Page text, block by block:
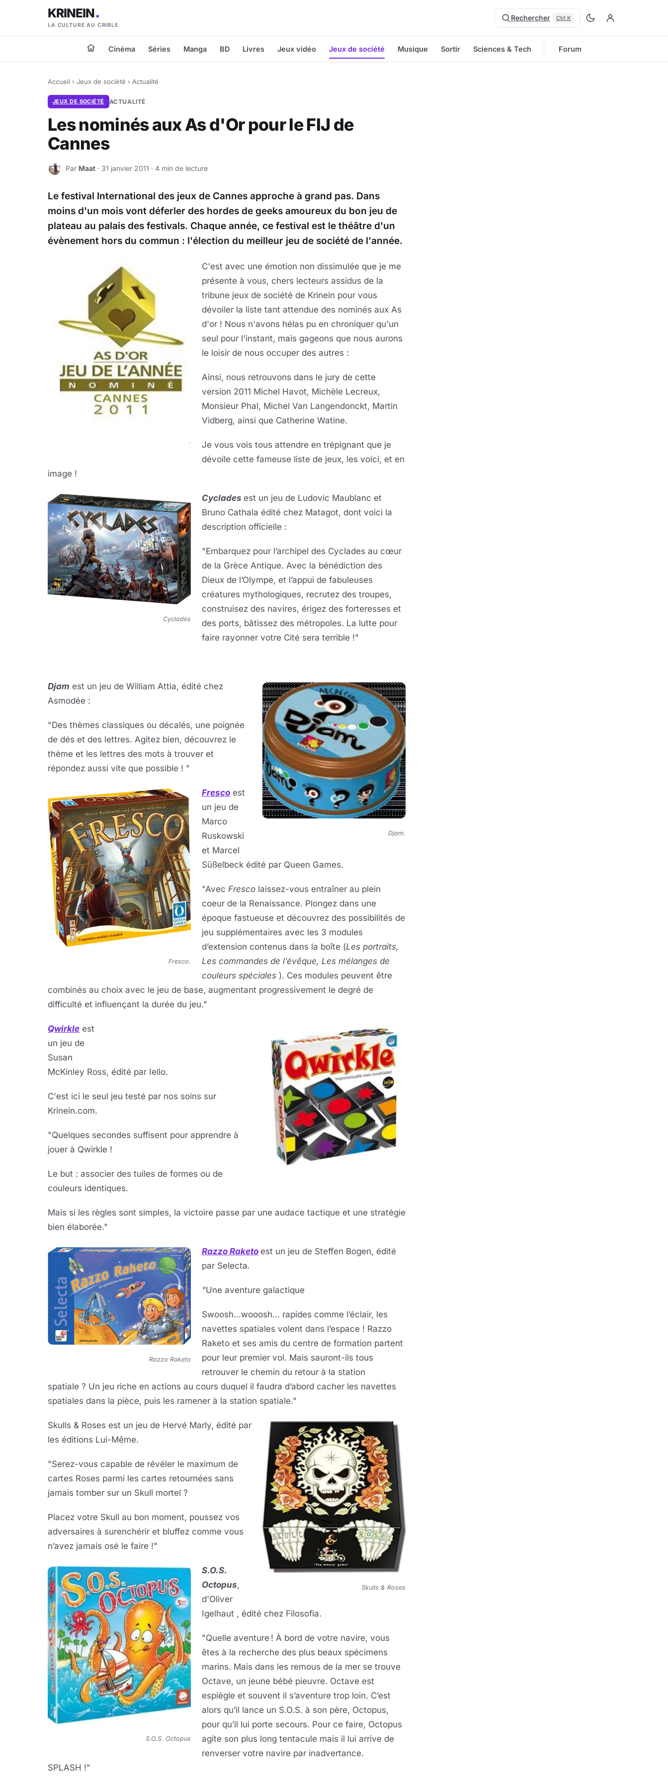
KRINEIN
LA CULTURE AU CRIBLE
Rechercher Ctrl K
Cinéma Séries Manga BD Livres Jeux vidéo Jeux de société Musique Sortir Sciences & Tech Forum
Accueil › Jeux de société › Actualité
JEUX DE SOCIÉTÉ ACTUALITÉ
Les nominés aux As d'Or pour le FIJ de
Cannes
M Par Maat · 31 janvier 2011 · 4 min de lecture
Le festival International des jeux de Cannes approche à grand pas. Dans
moins d'un mois vont déferler des hordes de geeks amoureux du bon jeu de
plateau au palais des festivals. Chaque année, ce festival est le théâtre d'un
évènement hors du commun : l'élection du meilleur jeu de société de l'année.
.
C'est avec une émotion non dissimulée que je me
présente à vous, chers lecteurs assidus de la
tribune jeux de société de Krinein pour vous
dévoiler la liste tant attendue des nominés aux As
d'or ! Nous n'avons hélas pu en chroniquer qu'un
seul pour l'instant, mais gageons que nous aurons
le loisir de nous occuper des autres :
Ainsi, nous retrouvons dans le jury de cette
version 2011 Michel Havot, Michèle Lecreux,
Monsieur Phal, Michel Van Langendonckt, Martin
Vidberg, ainsi que Catherine Watine.
Je vous vois tous attendre en trépignant que je
dévoile cette fameuse liste de jeux, les voici, et en
image !
Cyclades
Cyclades est un jeu de Ludovic Maublanc et
Bruno Cathala édité chez Matagot, dont voici la
description officielle :
"Embarquez pour l’archipel des Cyclades au cœur
de la Grèce Antique. Avec la bénédiction des
Dieux de l’Olympe, et l’appui de fabuleuses
créatures mythologiques, recrutez des troupes,
construisez des navires, érigez des forteresses et
des ports, bâtissez des métropoles. La lutte pour
faire rayonner votre Cité sera terrible !"
Djam.
Djam est un jeu de William Attia, édité chez
Asmodée :
"Des thèmes classiques ou décalés, une poignée
de dés et des lettres. Agitez bien, découvrez le
thème et les lettres des mots à trouver et
répondez aussi vite que possible ! "
Fresco.
Fresco est
un jeu de
Marco
Ruskowski
et Marcel
Süßelbeck édité par Queen Games.
"Avec Fresco laissez-vous entraîner au plein
coeur de la Renaissance. Plongez dans une
époque fastueuse et découvrez des possibilités de
jeu supplémentaires avec les 3 modules
d’extension contenus dans la boîte (Les portraits,
Les commandes de l’évêque, Les mélanges de
couleurs spéciales ). Ces modules peuvent être
combinés au choix avec le jeu de base, augmentant progressivement le degré de
difficulté et influençant la durée du jeu."
Qwirkle est
un jeu de
Susan
McKinley Ross, édité par Iello.
C'est ici le seul jeu testé par nos soins sur
Krinein.com.
"Quelques secondes suffisent pour apprendre à
jouer à Qwirkle !
Le but : associer des tuiles de formes ou de
couleurs identiques.
Mais si les règles sont simples, la victoire passe par une audace tactique et une stratégie
bien élaborée."
Razzo Raketo
Razzo Raketo est un jeu de Steffen Bogen, édité
par Selecta.
"Une aventure galactique
Swoosh...wooosh... rapides comme l’éclair, les
navettes spatiales volent dans l’espace ! Razzo
Raketo et ses amis du centre de formation partent
pour leur premier vol. Mais sauront-ils tous
retrouver le chemin du retour à la station
spatiale ? Un jeu riche en actions au cours duquel il faudra d’abord cacher les navettes
spatiales dans la pièce, puis les ramener à la station spatiale."
Skulls & Roses
Skulls & Roses est un jeu de Hervé Marly, édité par
les éditions Lui-Même.
"Serez-vous capable de révéler le maximum de
cartes Roses parmi les cartes retournées sans
jamais tomber sur un Skull mortel ?
Placez votre Skull au bon moment, poussez vos
adversaires à surenchérir et bluffez comme vous
n’avez jamais osé le faire !"
S.O.S. Octopus
S.O.S.
Octopus,
d'Oliver
Igelhaut , édité chez Filosofia.
"Quelle aventure ! À bord de votre navire, vous
êtes à la recherche des plus beaux spécimens
marins. Mais dans les remous de la mer se trouve
Octave, un jeune bébé pieuvre. Octave est
espiègle et souvent il s’aventure trop loin. C’est
alors qu’il lance un S.O.S. à son père, Octopus,
pour qu’il lui porte secours. Pour ce faire, Octopus
agite son plus long tentacule mais il lui arrive de
renverser votre navire par inadvertance.
SPLASH !"